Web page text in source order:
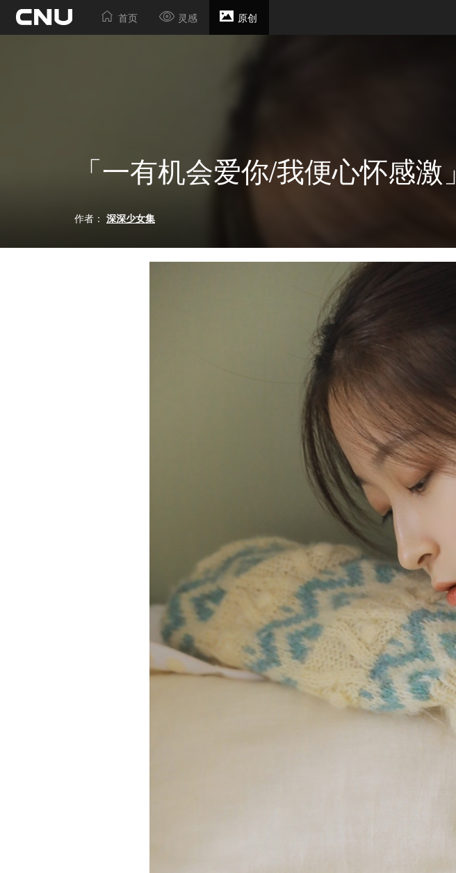
首页 灵感 原创
「一有机会爱你/我便心怀感激」
作者： 深深少女集